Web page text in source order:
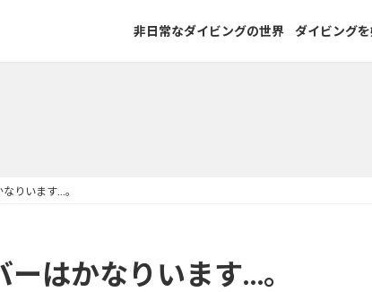
非日常なダイビングの世界 ダイビング
りいます…。
はかなりいます…。